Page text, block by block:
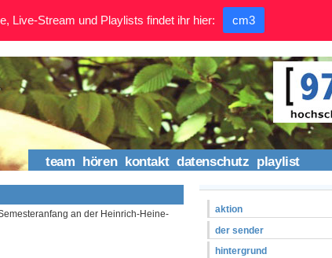
team hören kontakt datenschutz playlist
an der Heinrich-Heine-
aktion
der sender
hintergrund
Live-Stream und Playlists findet ihr hier: cm3